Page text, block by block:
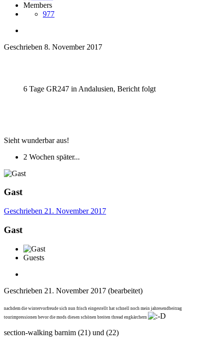
Members
977
Geschrieben 8. November 2017
6 Tage GR247 in Andalusien, Bericht folgt
Sieht wunderbar aus!
2 Wochen später...
Gast
Geschrieben 21. November 2017
Gast
Guests
Geschrieben 21. November 2017 (bearbeitet)
nachdem die wintervorfreude sich nun frisch eingestellt hat schnell noch mein jahresendbeitrag
tourimpressionen bevor die mods diesen schönen breiten thread engkärchern
section-walking barnim (21) und (22)